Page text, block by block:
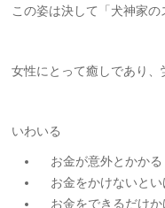
この姿は決して「犬神家の
女性にとって癒しであり、
いわいる
お金が意外とかかる
お金をかけないとい
お金をできるだけか